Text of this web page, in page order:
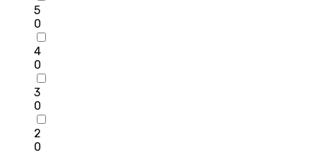
5
0
4
0
3
0
2
0